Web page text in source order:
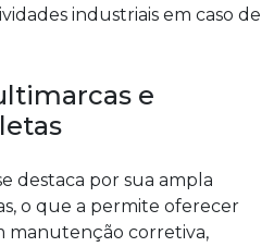
industriais em caso de
e
destaca por sua ampla
o que a permite oferecer
manutenção corretiva,